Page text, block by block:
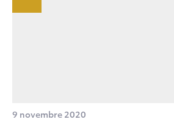
9 novembre 2020